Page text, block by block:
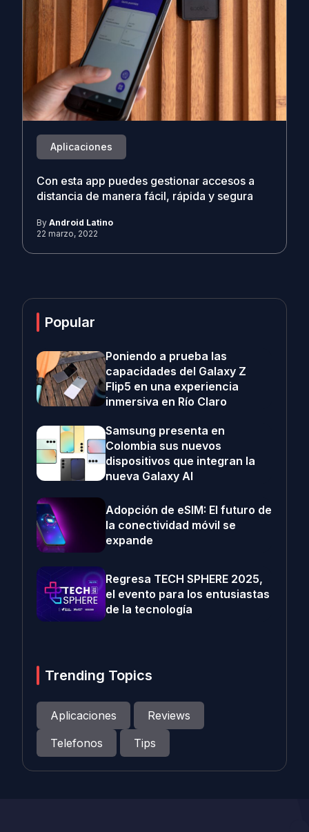
Aplicaciones
Con esta app puedes gestionar accesos a
distancia de manera fácil, rápida y segura
By Android Latino
22 marzo, 2022
Popular
Poniendo a prueba las
capacidades del Galaxy Z
Flip5 en una experiencia
inmersiva en Río Claro
Samsung presenta en
Colombia sus nuevos
dispositivos que integran la
nueva Galaxy AI
Adopción de eSIM: El futuro de
la conectividad móvil se
expande
Regresa TECH SPHERE 2025,
el evento para los entusiastas
de la tecnología
Trending Topics
Aplicaciones
Reviews
Telefonos
Tips